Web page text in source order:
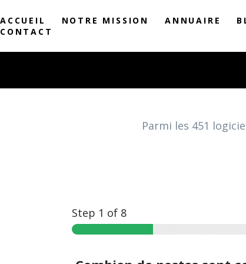
ACCUEIL NOTRE MISSION ANNUAIRE
CONTACT
Parmi les 451
Step 1 of 8